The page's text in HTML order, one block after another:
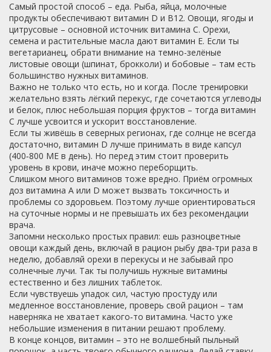
Самый простой способ – еда. Рыба, яйца, молочные
продукты обеспечивают витамин D и B12. Овощи, ягоды и
цитрусовые – основной источник витамина C. Орехи,
семена и растительные масла дают витамин E. Если ты
вегетарианец, обрати внимание на темно-зелёные
листовые овощи (шпинат, брокколи) и бобовые – там есть
большинство нужных витаминов.
Важно не только что есть, но и когда. После тренировки
желательно взять лёгкий перекус, где сочетаются углеводы
и белок, плюс небольшая порция фруктов – тогда витамин
C лучше усвоится и ускорит восстановление.
Если ты живёшь в северных регионах, где солнце не всегда
достаточно, витамин D лучше принимать в виде капсул
(400‑800 МЕ в день). Но перед этим стоит проверить
уровень в крови, иначе можно переборщить.
Слишком много витаминов тоже вредно. Приём огромных
доз витамина A или D может вызвать токсичность и
проблемы со здоровьем. Поэтому лучше ориентироваться
на суточные нормы и не превышать их без рекомендации
врача.
Запомни несколько простых правил: ешь разноцветные
овощи каждый день, включай в рацион рыбу два‑три раза в
неделю, добавляй орехи в перекусы и не забывай про
солнечные лучи. Так ты получишь нужные витамины
естественно и без лишних таблеток.
Если чувствуешь упадок сил, частую простуду или
медленное восстановление, проверь свой рацион – там
наверняка не хватает какого‑то витамина. Часто уже
небольшие изменения в питании решают проблему.
В конце концов, витамин – это не волшебный пыльный